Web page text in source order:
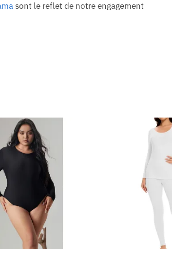
sont le reflet de notre engagement